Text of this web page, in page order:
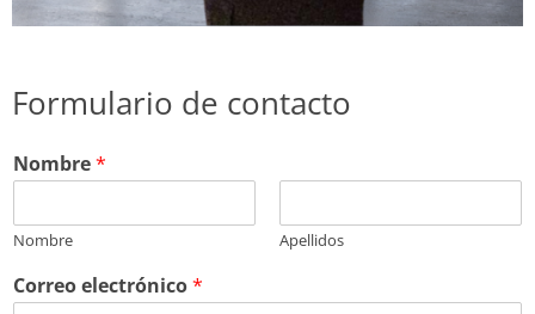
Formulario de contacto
Nombre*
Nombre Apellidos
Correo electrónico*